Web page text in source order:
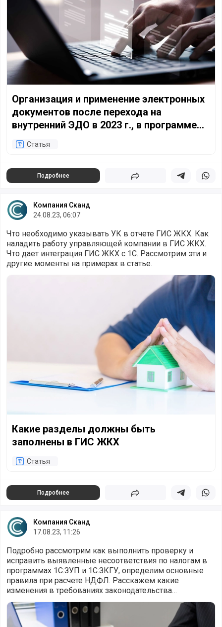
Организация и применение электронных
документов после перехода на
внутренний ЭДО в 2023 г., в программе
«1С:Бухгалтерия государственного
учреждения», ред. 2.0
Статья
Подробнее Поделиться Поделиться в
Компания Сканд
24.08.23, 06:07
Что необходимо указывать УК в отчете ГИС ЖКХ. Как
наладить работу управляющей компании в ГИС ЖКХ.
Что дает интеграция ГИС ЖКХ с 1С. Рассмотрим эти и
другие моменты на примерах в статье.
Какие разделы должны быть заполнены в ГИС ЖКХ
Какие разделы должны быть
заполнены в ГИС ЖКХ
Статья
Подробнее Поделиться Поделиться в
Компания Сканд
17.08.23, 11:26
Подробно рассмотрим как выполнить проверку и
исправить выявленные несоответствия по налогам в
программах 1С:ЗУП и 1С:ЗКГУ, определим основные
правила при расчете НДФЛ. Расскажем какие
изменения в требованиях законодательства
произошли с начала 2023 года.
Как проверить НДФЛ в программах 1С ЗУП и ЗКГУ